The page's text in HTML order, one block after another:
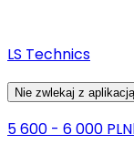
LS Technics
Nie zwlekaj z
5 600 - 6 000 PLN